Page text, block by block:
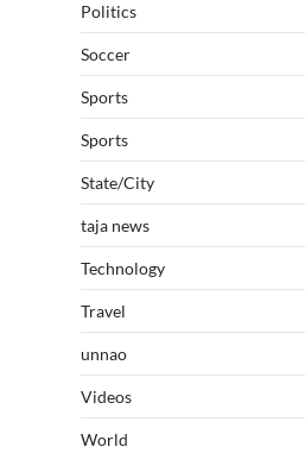
Politics
Soccer
Sports
Sports
State/City
taja news
Technology
Travel
unnao
Videos
World